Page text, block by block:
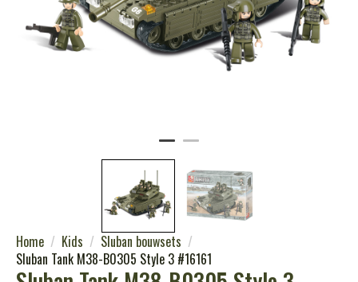
Home Kids
Sluban bouwsets
Sluban Tank M38-B0305 Style 3 #16161